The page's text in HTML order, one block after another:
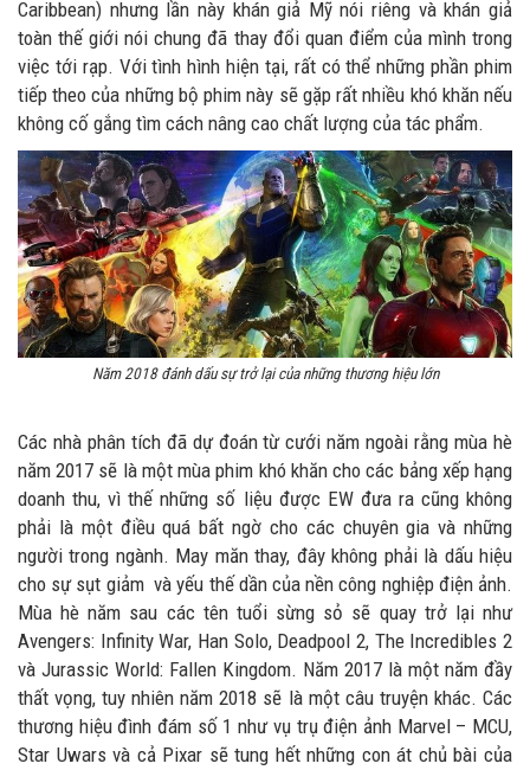
Caribbean) nhưng lần này khán giả Mỹ nói riêng và khán giả
toàn thế giới nói chung đã thay đổi quan điểm của mình trong
việc tới rạp. Với tình hình hiện tại, rất có thể những phần phim
tiếp theo của những bộ phim này sẽ gặp rất nhiều khó khăn nếu
không cố gắng tìm cách nâng cao chất lượng của tác phẩm.
Năm 2018 đánh dấu sự trở lại của những thương hiệu lớn
Các nhà phân tích đã dự đoán từ cưới năm ngoài rằng mùa hè
năm 2017 sẽ là một mùa phim khó khăn cho các bảng xếp hạng
doanh thu, vì thế những số liệu được EW đưa ra cũng không
phải là một điều quá bất ngờ cho các chuyên gia và những
người trong ngành. May măn thay, đây không phải là dấu hiệu
cho sự sụt giảm và yếu thế dần của nền công nghiệp điện ảnh.
Mùa hè năm sau các tên tuổi sừng sỏ sẽ quay trở lại như
Avengers: Infinity War, Han Solo, Deadpool 2, The Incredibles 2
và Jurassic World: Fallen Kingdom. Năm 2017 là một năm đầy
thất vọng, tuy nhiên năm 2018 sẽ là một câu truyện khác. Các
thương hiệu đình đám số 1 như vụ trụ điện ảnh Marvel – MCU,
Star Uwars và cả Pixar sẽ tung hết những con át chủ bài của